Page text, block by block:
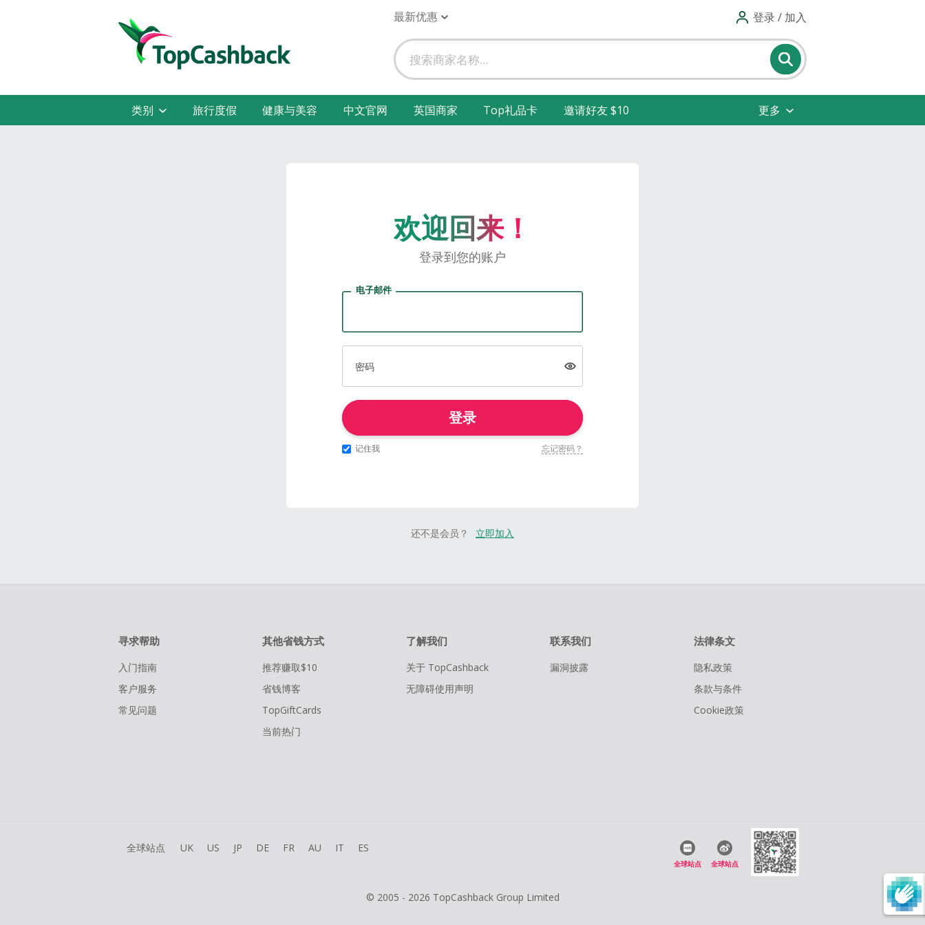
最新优惠 登录 / 加入
类别 旅行度假 健康与美容 中文官网 英国商家 Top礼品卡 邀请好友 $10 更多
欢迎回来！
登录到您的账户
电子邮件
密码
登录
记住我 忘记密码？
还不是会员？ 立即加入
寻求帮助
入门指南
客户服务
常见问题
其他省钱方式
推荐赚取$10
省钱博客
TopGiftCards
当前热门
了解我们
关于 TopCashback
无障碍使用声明
联系我们
漏洞披露
法律条文
隐私政策
条款与条件
Cookie政策
全球站点 UK US JP DE FR AU IT ES
全球站点 全球站点
© 2005 - 2026 TopCashback Group Limited